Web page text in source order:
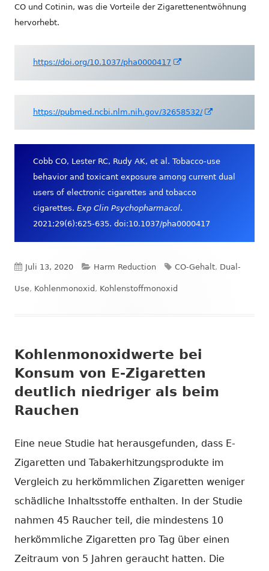
CO und Cotinin, was die Vorteile der Zigarettenentwöhnung
hervorhebt.
https://doi.org/10.1037/pha0000417
Fenster
öffnen
https://pubmed.ncbi.nlm.nih.gov/32658532/
Fenster
öffnen
Cobb CO, Lester RC, Rudy AK, et al. Tobacco-use
behavior and toxicant exposure among current dual
users of electronic cigarettes and tobacco
cigarettes. Exp Clin Psychopharmacol.
2021;29(6):625-635. doi:10.1037/pha0000417
Veröffentlicht
am
Juli 13, 2020 Kategorien
Harm Reduction Schlagwörter
CO-Gehalt, Dual-
Use, Kohlenmonoxid , Kohlenstoffmonoxid
Kohlenmonoxidwerte bei
Konsum von E-Zigaretten
deutlich niedriger als beim
Rauchen
Eine neue Studie hat herausgefunden, dass E-
Zigaretten und Tabakerhitzungsprodukte im
Vergleich zu herkömmlichen Zigaretten weniger
schädliche Inhaltsstoffe enthalten. In der Studie
nahmen 45 Raucher teil, die mindestens 10
herkömmliche Zigaretten pro Tag über einen
Zeitraum von 5 Jahren geraucht hatten. Die